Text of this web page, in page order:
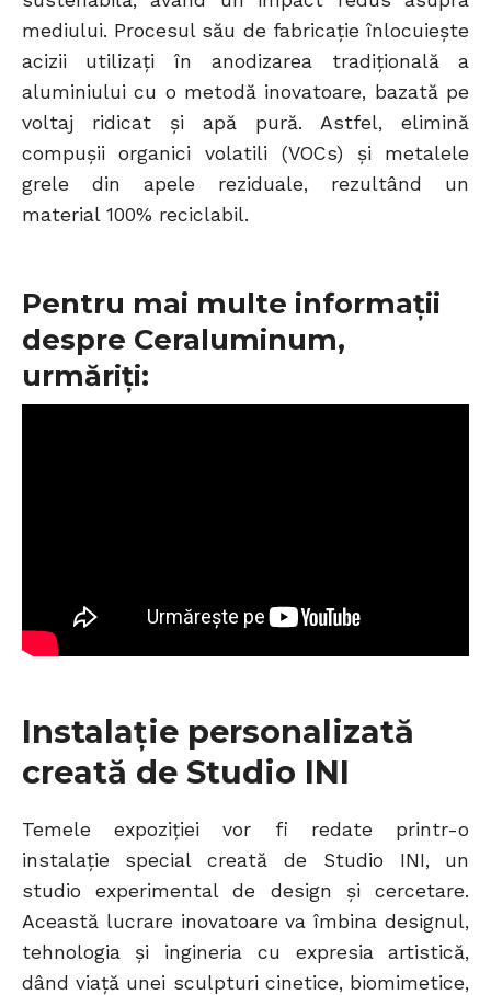
mediului. Procesul său de fabricație înlocuiește
acizii utilizați în anodizarea tradițională a
aluminiului cu o metodă inovatoare, bazată pe
voltaj ridicat și apă pură. Astfel, elimină
compușii organici volatili (VOCs) și metalele
grele din apele reziduale, rezultând un
material 100% reciclabil.
Pentru mai multe informații
despre Ceraluminum,
urmăriți:
Instalație personalizată
creată de Studio INI
Temele expoziției vor fi redate printr-o
instalație special creată de Studio INI, un
studio experimental de design și cercetare.
Această lucrare inovatoare va îmbina designul,
tehnologia și ingineria cu expresia artistică,
dând viață unei sculpturi cinetice, biomimetice,